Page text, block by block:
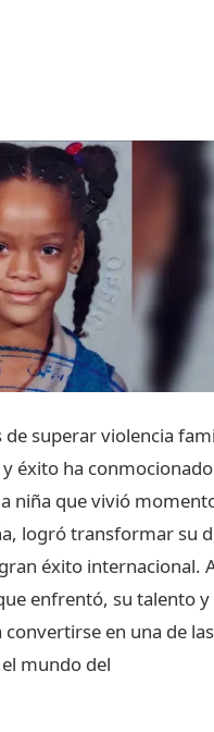
superar violencia
éxito ha
niña que vivió
logró transformar su
éxito internacional.
enfrentó, su talento y
en una de las
mundo del